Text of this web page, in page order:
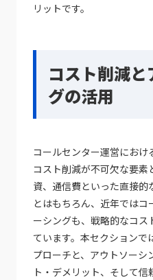
リットです。
コスト削減
グの活用
コールセンター運営におけ
コスト削減が不可欠な要
資、通信費といった直接的
とはもちろん、近年では
ーシングも、戦略的なコ
ています。本セクションで
プローチと、アウトソーシ
ト・デメリット、そして